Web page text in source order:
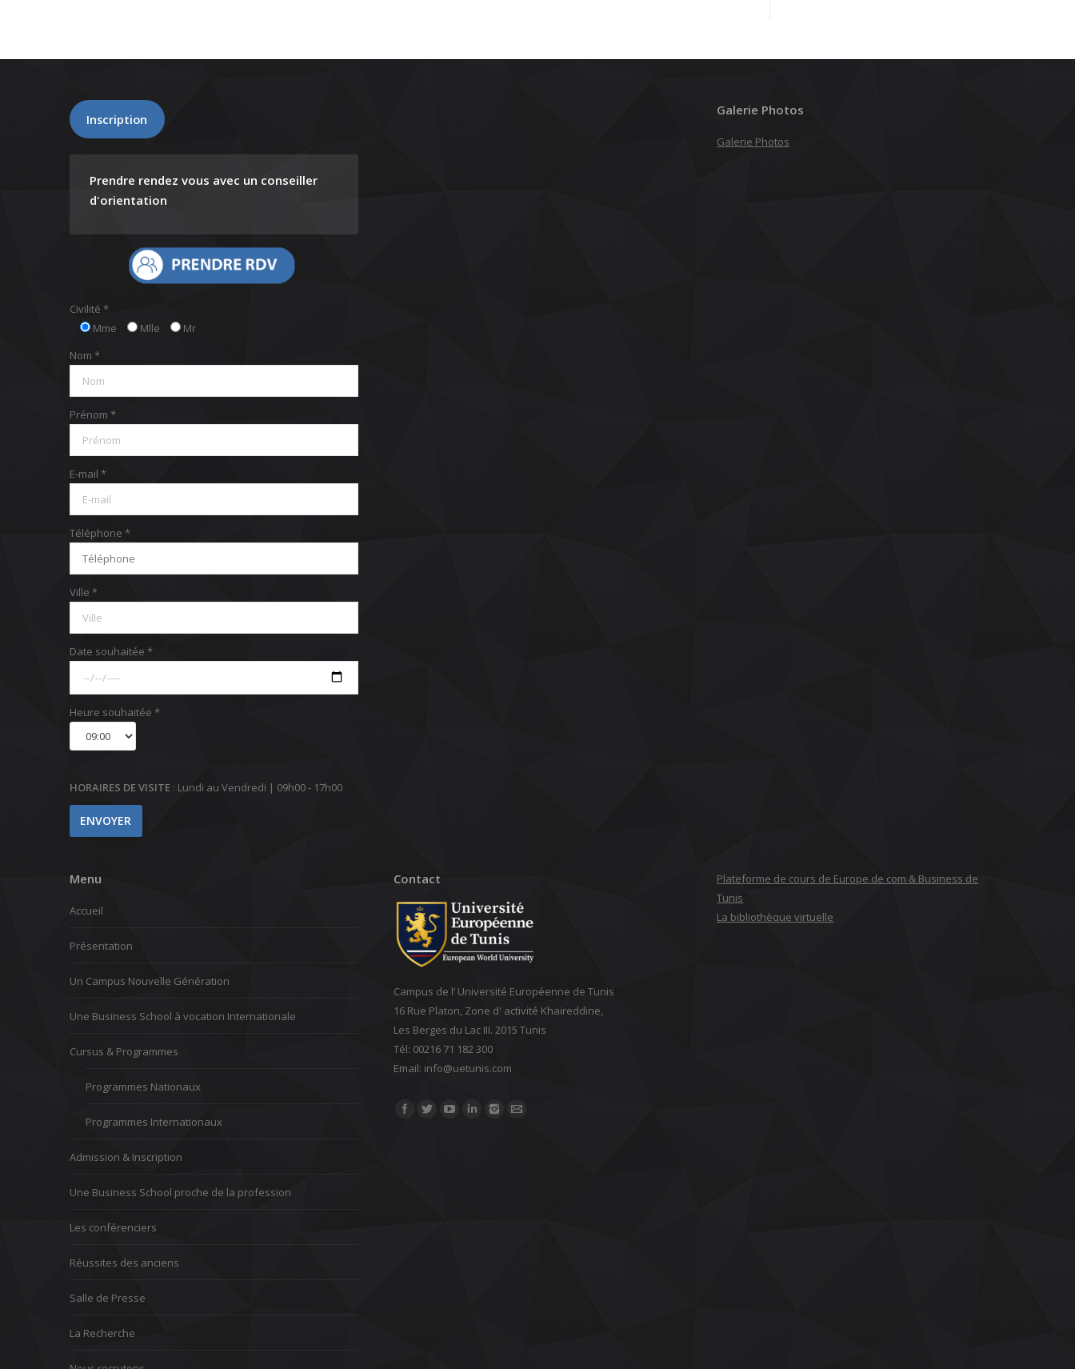
Inscription
Prendre rendez vous avec un conseiller
d'orientation
Civilité *
Mme
Mlle
Mr
Nom *
Prénom *
E-mail *
Téléphone *
Ville *
Date souhaitée *
Heure souhaitée *
HORAIRES DE VISITE : Lundi au Vendredi | 09h00 - 17h00
Galerie Photos
Galerie Photos
Menu
Accueil
Présentation
Un Campus Nouvelle Génération
Une Business School à vocation Internationale
Cursus & Programmes
Programmes Nationaux
Programmes Internationaux
Admission & Inscription
Une Business School proche de la profession
Les conférenciers
Réussites des anciens
Salle de Presse
La Recherche
Contact
Campus de l’ Université Européenne de Tunis
16 Rue Platon, Zone d' activité Khaireddine,
Les Berges du Lac III. 2015 Tunis
Tél: 00216 71 182 300
Email: ‎info@uetunis.com
Find us on:
Plateforme de cours de Europe de com & Business de
Tunis
La bibliothèque virtuelle